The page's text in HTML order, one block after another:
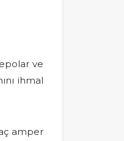
ve
ihmal
amper